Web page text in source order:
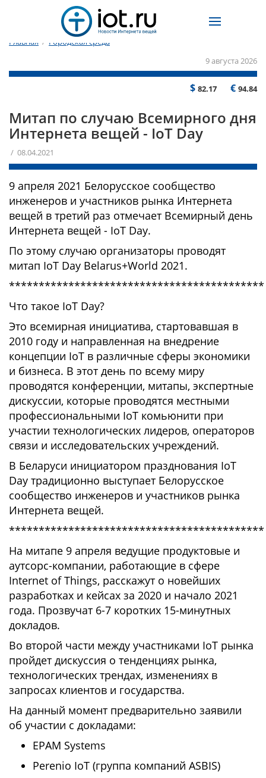
Главная / Городская среда
9 августа 2026
$ 82.17 € 94.84
Митап по случаю Всемирного дня
Интернета вещей - IoT Day
/ 08.04.2021
9 апреля 2021 Белорусское сообщество
инженеров и участников рынка Интернета
вещей в третий раз отмечает Всемирный день
Интернета вещей - IoT Day.
По этому случаю организаторы проводят
митап IoT Day Belarus+World 2021.
*******************************************
Что такое IoT Day?
Это всемирная инициатива, стартовавшая в
2010 году и направленная на внедрение
концепции IoT в различные сферы экономики
и бизнеса. В этот день по всему миру
проводятся конференции, митапы, экспертные
дискуссии, которые проводятся местными
профессиональными IoT комьюнити при
участии технологических лидеров, операторов
связи и исследовательских учреждений.
В Беларуси инициатором празднования IoT
Day традиционно выступает Белорусское
сообщество инженеров и участников рынка
Интернета вещей.
*******************************************
На митапе 9 апреля ведущие продуктовые и
аутсорс-компании, работающие в сфере
Internet of Things, расскажут о новейших
разработках и кейсах за 2020 и начало 2021
года. Прозвучат 6-7 коротких 15-минутных
докладов.
Во второй части между участниками IoT рынка
пройдет дискуссия о тенденциях рынка,
технологических трендах, изменениях в
запросах клиентов и государства.
На данный момент предварительно заявили
об участии с докладами:
EPAM Systems
Perenio IoT (группа компаний ASBIS)